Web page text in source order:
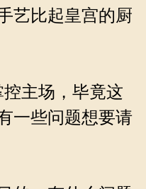
艺比起皇宫的厨
主场，毕竟这
一些问题想要请